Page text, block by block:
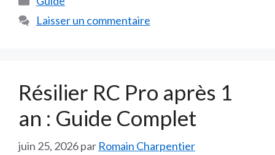
Laisser un commentaire
Résilier RC Pro après 1
an : Guide Complet
juin 25, 2026par Romain Charpentier